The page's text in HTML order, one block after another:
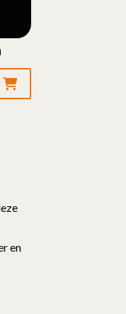
en